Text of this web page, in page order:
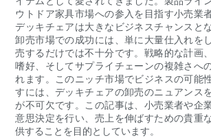
ウトドア家具市場への参入を目指す小売業
デッキチェアは大きなビジネスチャンスと
卸売市場での成功には、単に大量仕入れを
売するだけでは不十分です。戦略的な計画
嗜好、そしてサプライチェーンの複雑さへ
れます。このニッチ市場でビジネスの可能
すには、デッキチェアの卸売のニュアンス
が不可欠です。この記事は、小売業者や企
意思決定を行い、売上を伸ばすための貴重
供することを目的としています。